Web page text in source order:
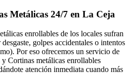
Metálicas 24/7 en La Ceja
enrollables de los locales sufran
golpes accidentales o intentos
Por eso ofrecemos un servicio de
Cortinas metálicas enrollables
atención inmediata cuando más